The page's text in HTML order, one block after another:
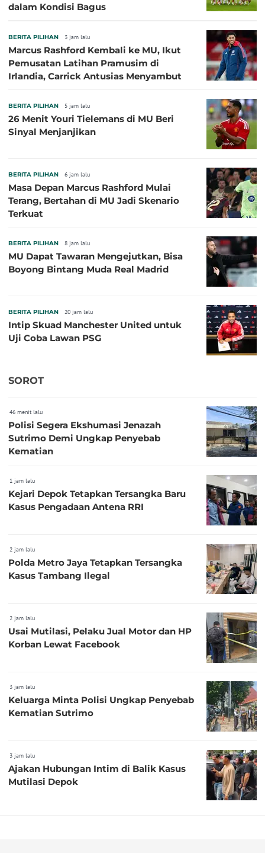
dalam Kondisi Bagus
BERITA PILIHAN 3 jam lalu
Marcus Rashford Kembali ke MU, Ikut
Pemusatan Latihan Pramusim di
Irlandia, Carrick Antusias Menyambut
BERITA PILIHAN 5 jam lalu
26 Menit Youri Tielemans di MU Beri
Sinyal Menjanjikan
BERITA PILIHAN 6 jam lalu
Masa Depan Marcus Rashford Mulai
Terang, Bertahan di MU Jadi Skenario
Terkuat
BERITA PILIHAN 8 jam lalu
MU Dapat Tawaran Mengejutkan, Bisa
Boyong Bintang Muda Real Madrid
BERITA PILIHAN 20 jam lalu
Intip Skuad Manchester United untuk
Uji Coba Lawan PSG
SOROT
46 menit lalu
Polisi Segera Ekshumasi Jenazah
Sutrimo Demi Ungkap Penyebab
Kematian
1 jam lalu
Kejari Depok Tetapkan Tersangka Baru
Kasus Pengadaan Antena RRI
2 jam lalu
Polda Metro Jaya Tetapkan Tersangka
Kasus Tambang Ilegal
2 jam lalu
Usai Mutilasi, Pelaku Jual Motor dan HP
Korban Lewat Facebook
3 jam lalu
Keluarga Minta Polisi Ungkap Penyebab
Kematian Sutrimo
3 jam lalu
Ajakan Hubungan Intim di Balik Kasus
Mutilasi Depok